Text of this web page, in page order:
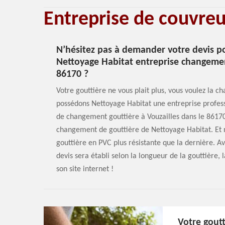
Entreprise de
N’hésitez pas à demander votre devis
Nettoyage Habitat entreprise
86170 ?
Votre gouttière ne vous plait plus, vous voulez la
possédons Nettoyage Habitat une entreprise
de changement gouttière à Vouzailles dans le
changement de gouttière de Nettoyage Habitat.
gouttière en PVC plus résistante que la dernière.
devis sera établi selon la longueur de la gouttière,
son site internet !
Votre